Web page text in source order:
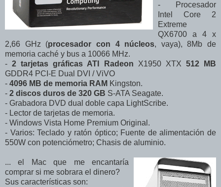
- Procesador
Intel Core 2
Extreme
QX6700 a 4 x
2,66 GHz (procesador con 4 núcleos, vaya), 8Mb de
memoria caché y bus a 10066 MHz.
-2 tarjetas gráficas ATI Radeon X1950 XTX 512 MB
GDDR4 PCI-E Dual DVI / ViVO
- 4096 MB de memoria RAM Kingston.
- 2 discos duros de 320 GB S-ATA Seagate.
- Grabadora DVD dual doble capa LightScribe.
- Lector de tarjetas de memoria.
- Windows Vista Home Premium Original.
- Varios: Teclado y ratón óptico; Fuente de alimentación de
550W con potenciómetro; Chasis de aluminio.
... el Mac que me encantaría
comprar si me sobrara el dinero?
Sus características son: